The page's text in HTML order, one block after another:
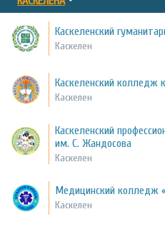
Каскеленский
Каскелен
Каскеленский колледж
Каскелен
Каскеленский
им. С. Жандосова
Каскелен
Медицинский колледж
Каскелен